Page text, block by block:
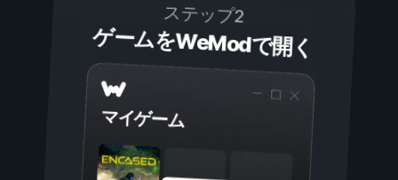
ステップ2
ゲームをWeModで開く
マイゲーム